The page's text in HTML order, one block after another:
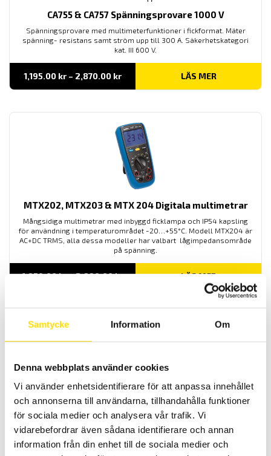
Samtycke Information Om
Denna webbplats använder cookies
Vi använder enhetsidentifierare för att anpassa innehållet
och annonserna till användarna, tillhandahålla funktioner
för sociala medier och analysera vår trafik. Vi
vidarebefordrar även sådana identifierare och annan
information från din enhet till de sociala medier och
CA755 & CA757 Spänningsprovare 1000 V
Spänningsprovare med multimeterfunktioner i fickformat. Mäter
spänning- resistans samt ström upp till 300 A. Säkerhetskategori
kat. III 600 V.
1,195.00 kr – 2,870.00 krPrisintervall:
till
LÄS MER
MTX202, MTX203 & MTX 204 Digitala multimetrar
Mångsidiga multimetrar med inbyggd ficklampa och IP54 kapsling
för användning i temperaturområdet -20…+55°C. Modell MTX204 är
AC+DC TRMS, alla dessa modeller har valbart lågimpedansområde
på spänning.
1,950.00kr–2,990.00krPrisintervall: LÄS MER
MTX3290 & MTX3291 ASYC IV med dubbeldisplay
MTX är en AC+DC TRMS mätande samt IP67 vattentät
multimeterserie med dubbeldisplay och lägsta mätosäkerhet. Med
lågimpedansområde på spänning.